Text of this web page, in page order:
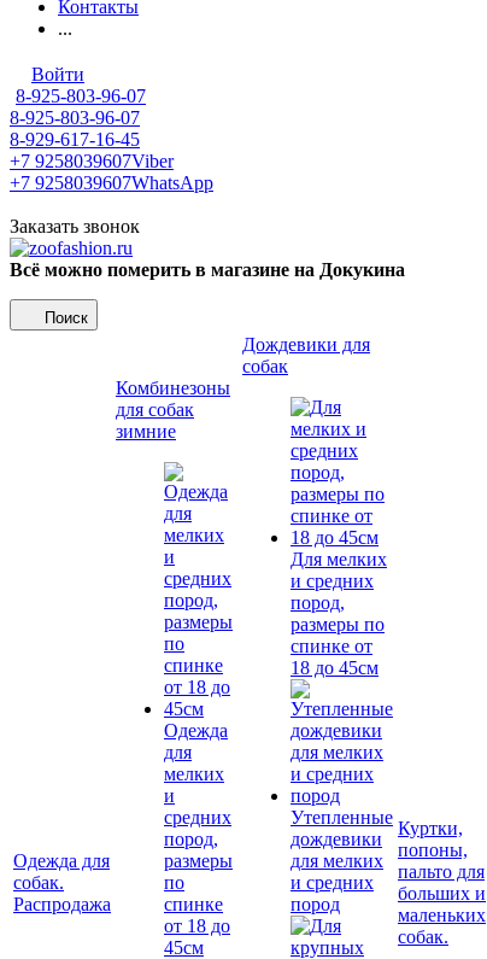
Контакты
...
Войти
8-925-803-96-07
8-925-803-96-07
8-929-617-16-45
+7 9258039607Viber
+7 9258039607WhatsApp
Заказать звонок
Всё можно померить в магазине на Докукина
Поиск
Одежда для
собак.
Распродажа
Комбинезоны
для собак
зимние
Одежда
для
мелких
и
средних
пород,
размеры
по
спинке
от 18 до
45см
Дождевики для
собак
Для мелких
и средних
пород,
размеры по
спинке от
18 до 45см
Утепленные
дождевики
для мелких
и средних
пород
Куртки,
попоны,
пальто для
больших и
маленьких
собак.